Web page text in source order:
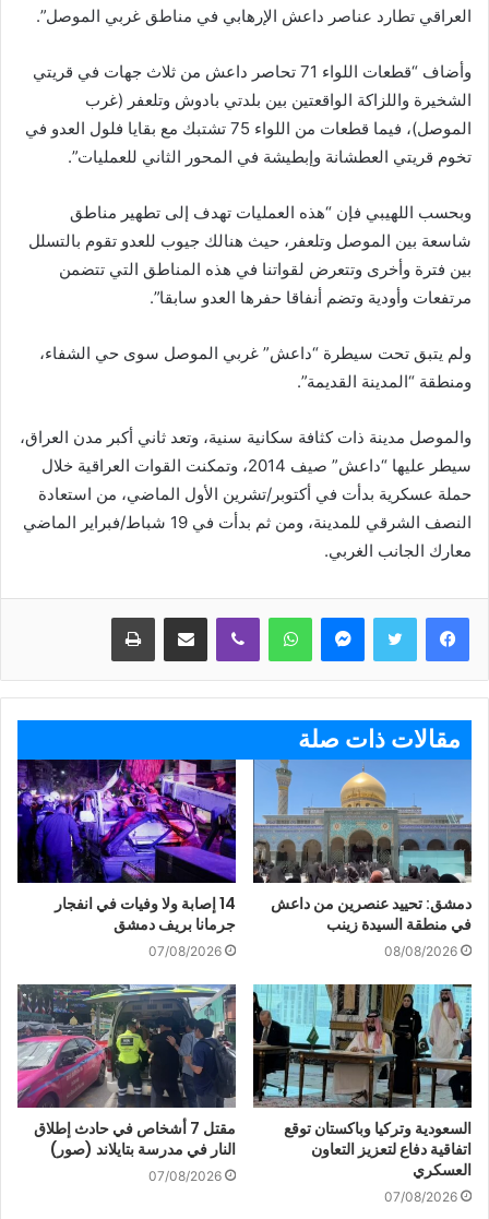
العراقي تطارد عناصر داعش الإرهابي في مناطق غربي الموصل”.
وأضاف “قطعات اللواء 71 تحاصر داعش من ثلاث جهات في قريتي
الشخيرة واللزاكة الواقعتين بين بلدتي بادوش وتلعفر (غرب
الموصل)، فيما قطعات من اللواء 75 تشتبك مع بقايا فلول العدو في
تخوم قريتي العطشانة وإبطيشة في المحور الثاني للعمليات”.
وبحسب اللهيبي فإن “هذه العمليات تهدف إلى تطهير مناطق
شاسعة بين الموصل وتلعفر، حيث هنالك جيوب للعدو تقوم بالتسلل
بين فترة وأخرى وتتعرض لقواتنا في هذه المناطق التي تتضمن
مرتفعات وأودية وتضم أنفاقا حفرها العدو سابقا”.
ولم يتبق تحت سيطرة “داعش” غربي الموصل سوى حي الشفاء،
ومنطقة “المدينة القديمة”.
والموصل مدينة ذات كثافة سكانية سنية، وتعد ثاني أكبر مدن العراق،
سيطر عليها “داعش” صيف 2014، وتمكنت القوات العراقية خلال
حملة عسكرية بدأت في أكتوبر/تشرين الأول الماضي، من استعادة
النصف الشرقي للمدينة، ومن ثم بدأت في 19 شباط/فبراير الماضي
معارك الجانب الغربي.
ماسنجر واتساب ڤايبر مشاركة عبر البريد طباعة
مقالات ذات صلة
دمشق: تحييد عنصرين من داعش
في منطقة السيدة زينب
08/08/2026
14 إصابة ولا وفيات في انفجار
جرمانا بريف دمشق
07/08/2026
السعودية وتركيا وباكستان توقع
اتفاقية دفاع لتعزيز التعاون
العسكري
07/08/2026
مقتل 7 أشخاص في حادث إطلاق
النار في مدرسة بتايلاند (صور)
07/08/2026